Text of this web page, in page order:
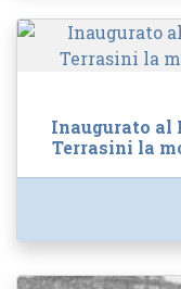
Inaugurato al
Terrasini la